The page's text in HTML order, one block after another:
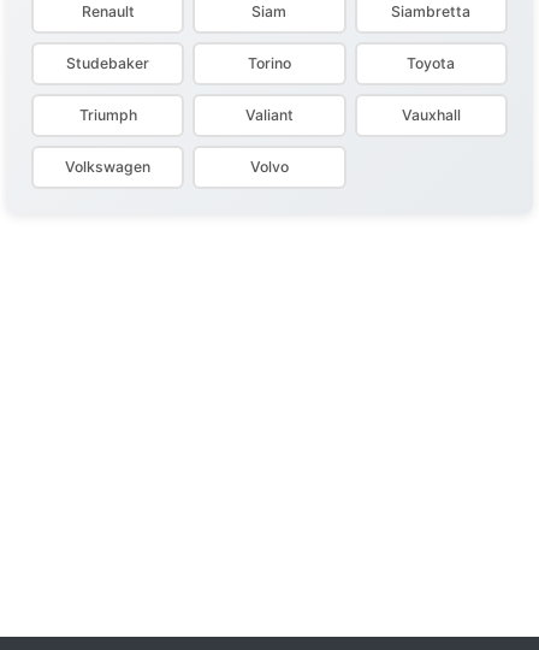
Renault Siam Siambretta
Studebaker Torino Toyota
Triumph Valiant Vauxhall
Volkswagen Volvo